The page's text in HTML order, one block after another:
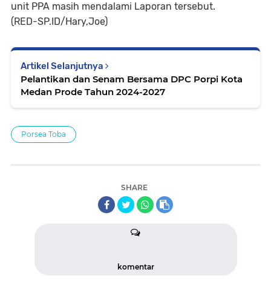
unit PPA masih mendalami Laporan tersebut.
(RED-SP.ID/Hary,Joe)
Artikel Selanjutnya
Pelantikan dan Senam Bersama DPC Porpi Kota
Medan Prode Tahun 2024-2027
Porsea Toba
SHARE
komentar